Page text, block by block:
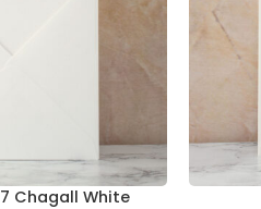
Chagall White